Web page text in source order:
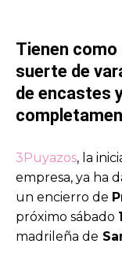
Tienen
suerte de
de encastes
3Puyazos, la
empresa, ya ha
un encierro de
próximo sábado
madrileña de